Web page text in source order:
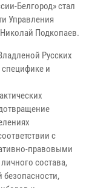
Белгород» стал
Управления
Подкопаев.
Русских
специфике и
с
правовыми
состава,